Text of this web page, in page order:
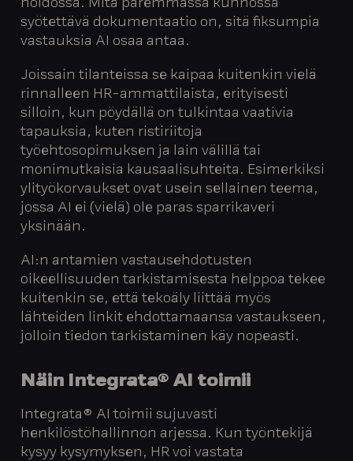
hoidossa. Mitä paremmassa kunnossa
syötettävä dokumentaatio on, sitä fiksumpia
vastauksia AI osaa antaa.
Joissain tilanteissa se kaipaa kuitenkin vielä
rinnalleen HR-ammattilaista, erityisesti
silloin, kun pöydällä on tulkintaa vaativia
tapauksia, kuten ristiriitoja
työehtosopimuksen ja lain välillä tai
monimutkaisia kausaalisuhteita. Esimerkiksi
ylityökorvaukset ovat usein sellainen teema,
jossa AI ei (vielä) ole paras sparrikaveri
yksinään.
AI:n antamien vastausehdotusten
oikeellisuuden tarkistamisesta helppoa tekee
kuitenkin se, että tekoäly liittää myös
lähteiden linkit ehdottamaansa vastaukseen,
jolloin tiedon tarkistaminen käy nopeasti.
Näin Integrata® AI toimii
Integrata® AI toimii sujuvasti
henkilöstöhallinnon arjessa. Kun työntekijä
kysyy kysymyksen, HR voi vastata